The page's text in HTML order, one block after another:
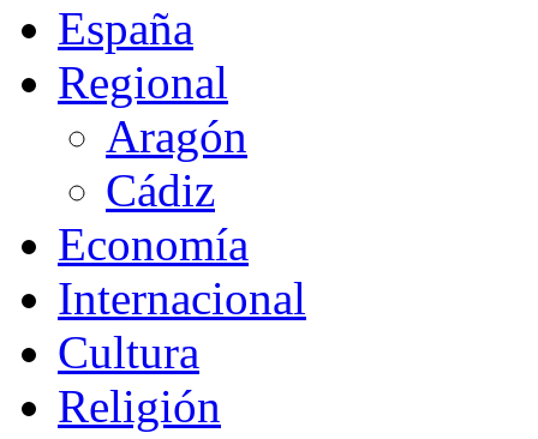
España
Regional
Aragón
Cádiz
Economía
Internacional
Cultura
Religión